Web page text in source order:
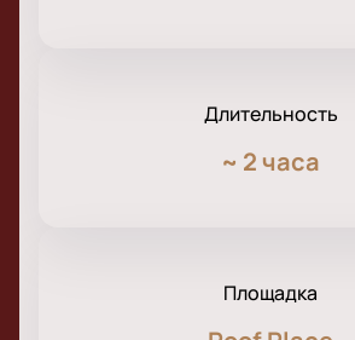
Длительность
~ 2 часа
Площадка